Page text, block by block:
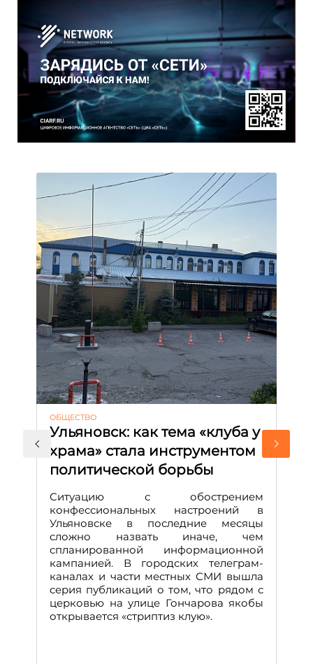
ОБЩЕСТВО
Ульяновск: как тема «клуба у
храма» стала инструментом
политической борьбы
Ситуацию с обострением
конфессиональных настроений в
Ульяновске в последние месяцы
сложно назвать иначе, чем
спланированной информационной
кампанией. В городских телеграм-
каналах и части местных СМИ вышла
серия публикаций о том, что рядом с
церковью на улице Гончарова якобы
открывается «стриптиз клую».